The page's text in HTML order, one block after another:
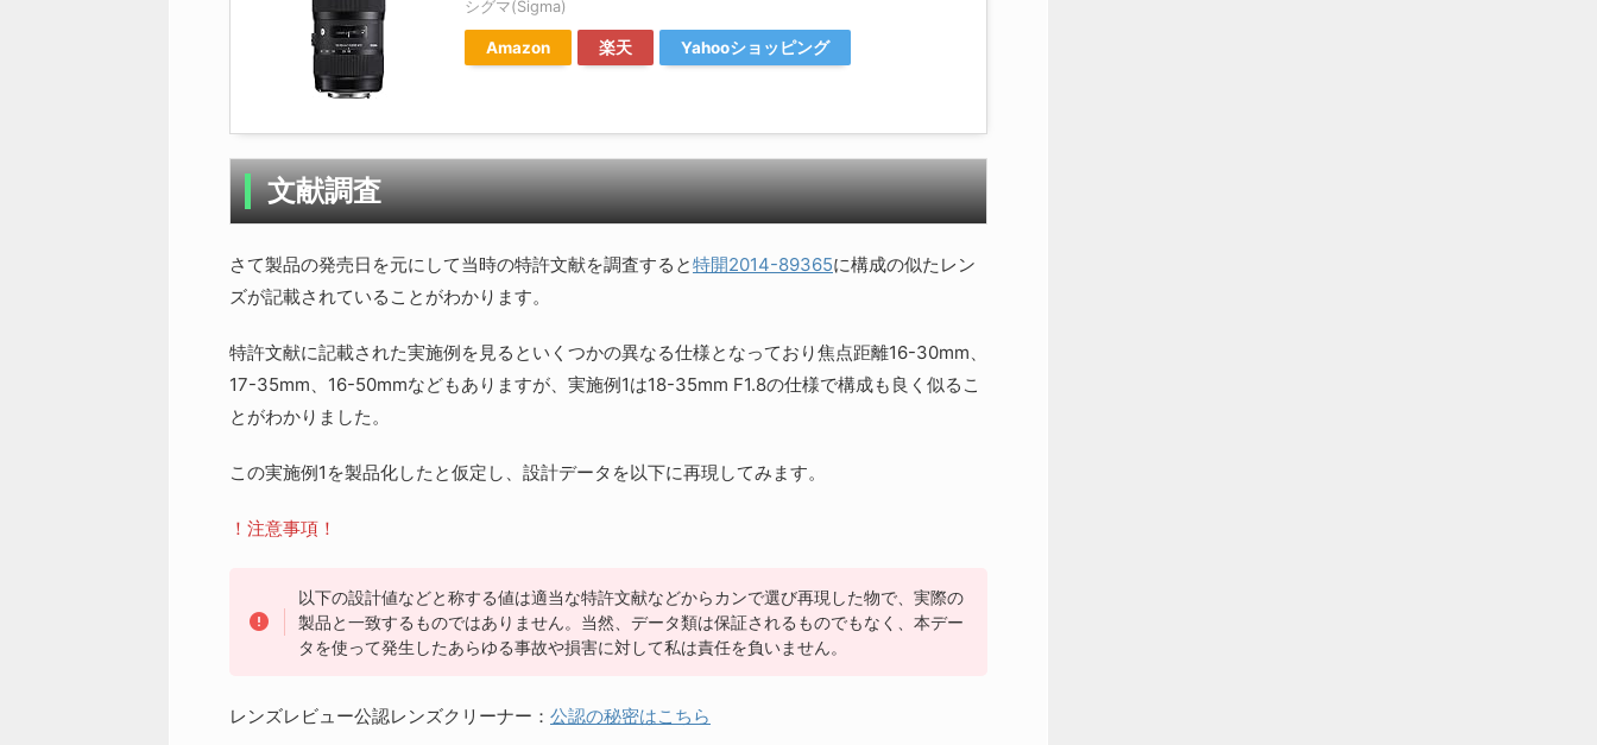
シグマ(Sigma)
Amazon 楽天 Yahooショッピング
文献調査
さて製品の発売日を元にして当時の特許文献を調査すると特開2014-89365に構成の似たレン
ズが記載されていることがわかります。
特許文献に記載された実施例を見るといくつかの異なる仕様となっており焦点距離16-30mm、
17-35mm、16-50mmなどもありますが、実施例1は18-35mm F1.8の仕様で構成も良く似るこ
とがわかりました。
この実施例1を製品化したと仮定し、設計データを以下に再現してみます。
！注意事項！
以下の設計値などと称する値は適当な特許文献などからカンで選び再現した物で、実際の
製品と一致するものではありません。当然、データ類は保証されるものでもなく、本デー
タを使って発生したあらゆる事故や損害に対して私は責任を負いません。
レンズレビュー公認レンズクリーナー： 公認の秘密はこちら